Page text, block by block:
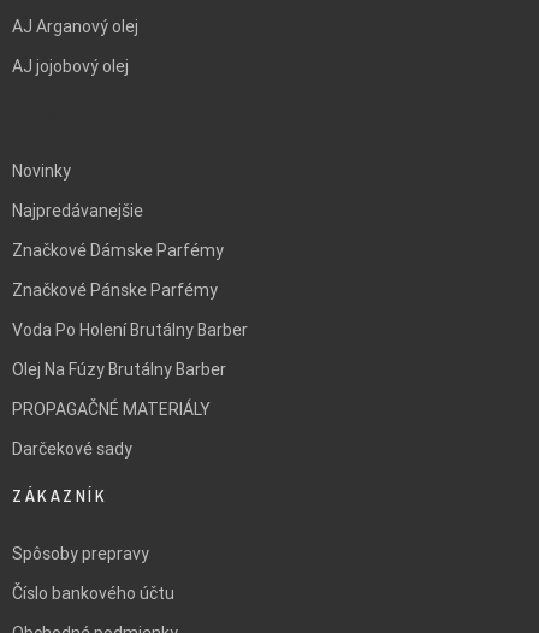
AJ Arganový olej
AJ jojobový olej
Novinky
Najpredávanejšie
Značkové Dámske Parfémy
Značkové Pánske Parfémy
Voda Po Holení Brutálny Barber
Olej Na Fúzy Brutálny Barber
PROPAGAČNÉ MATERIÁLY
Darčekové sady
ZÁKAZNÍK
Spôsoby prepravy
Číslo bankového účtu